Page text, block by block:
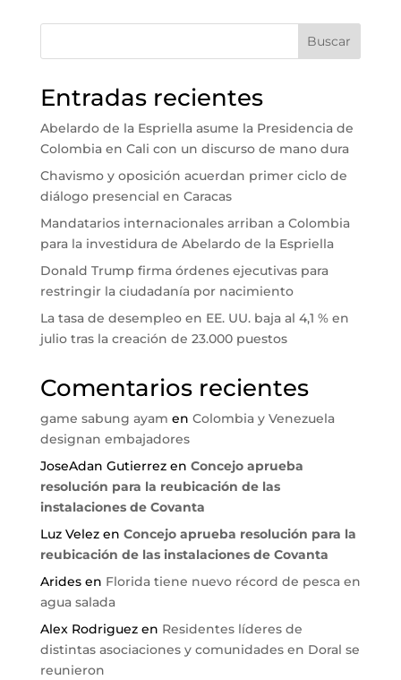
Buscar
Entradas recientes
Abelardo de la Espriella asume la Presidencia de
Colombia en Cali con un discurso de mano dura
Chavismo y oposición acuerdan primer ciclo de
diálogo presencial en Caracas
Mandatarios internacionales arriban a Colombia
para la investidura de Abelardo de la Espriella
Donald Trump firma órdenes ejecutivas para
restringir la ciudadanía por nacimiento
La tasa de desempleo en EE. UU. baja al 4,1 % en
julio tras la creación de 23.000 puestos
Comentarios recientes
game sabung ayam en Colombia y Venezuela
designan embajadores
JoseAdan Gutierrezen Concejo aprueba
resolución para la reubicación de las
instalaciones de Covanta
Luz Velezen Concejo aprueba resolución para la
reubicación de las instalaciones de Covanta
Aridesen Florida tiene nuevo récord de pesca en
agua salada
Alex Rodriguezen Residentes líderes de
distintas asociaciones y comunidades en Doral se
reunieron